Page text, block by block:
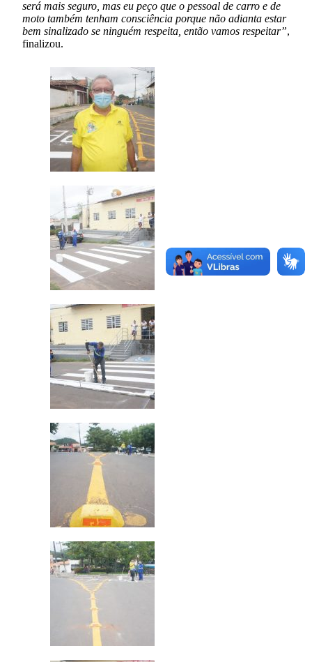
será mais seguro, mas eu peço que o pessoal de carro e de
moto também tenham consciência porque não adianta estar
bem sinalizado se ninguém respeita, então vamos respeitar”,
finalizou.